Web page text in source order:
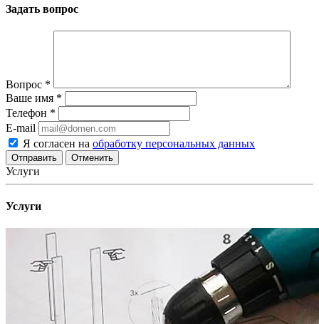
Задать вопрос
Вопрос *
Ваше имя *
Телефон *
E-mail
Я согласен на обработку персональных данных
Отменить
Услуги
Услуги